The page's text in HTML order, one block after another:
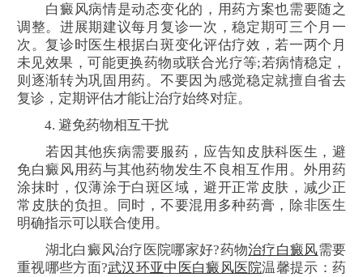
白癜风病情是动态变化的，用药方案也需要随之
调整。进展期建议每月复诊一次，稳定期可三个月一
次。复诊时医生根据白斑变化评估疗效，若一两个月
未见效果，可能更换药物或联合光疗等;若病情稳定，
则逐渐转为巩固用药。不要因为感觉稳定就擅自省去
复诊，定期评估才能让治疗始终对症。
4. 避免药物相互干扰
若因其他疾病需要服药，应告知皮肤科医生，避
免白癜风用药与其他药物发生不良相互作用。外用药
涂抹时，仅薄涂于白斑区域，避开正常皮肤，减少正
常皮肤的负担。同时，不要混用多种药膏，除非医生
明确指示可以联合使用。
湖北白癜风治疗医院哪家好?药物治疗白癜风需要
重视哪些方面?武汉环亚中医白癜风医院温馨提示：药